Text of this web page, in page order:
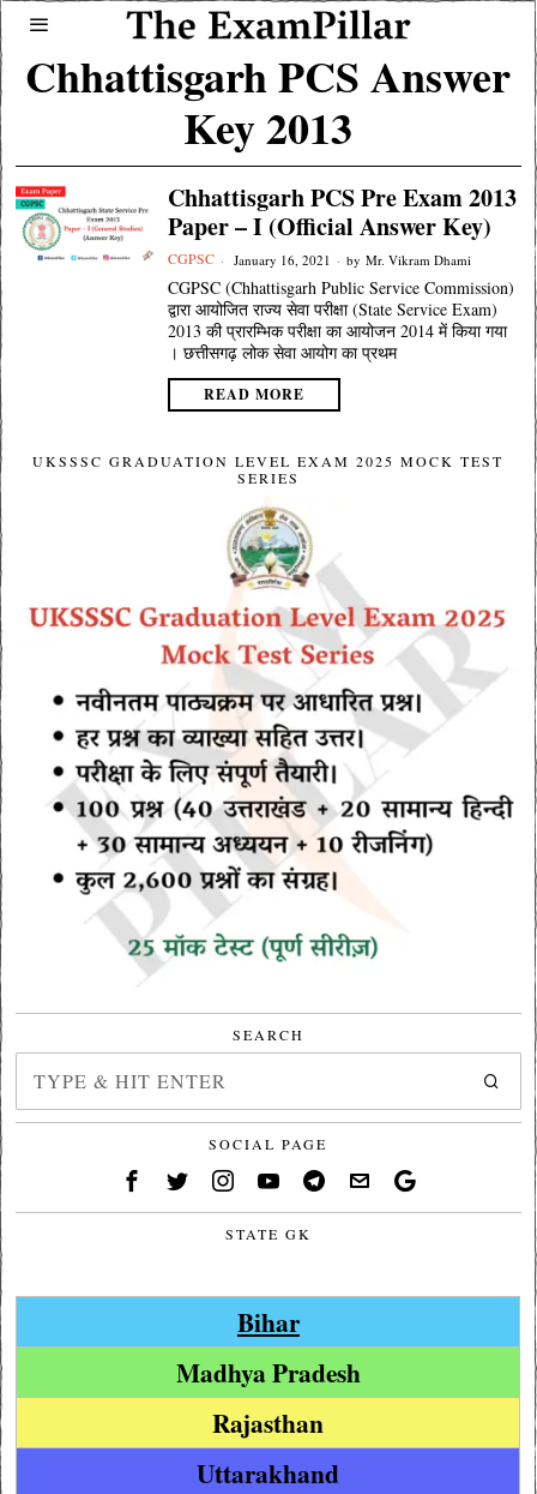
Chhattisgarh PCS Answer
Key 2013
Chhattisgarh PCS Pre Exam 2013
Paper – I (Official Answer Key)
CGPSC January 16, 2021 by Mr. Vikram Dhami
CGPSC (Chhattisgarh Public Service Commission)
द्वारा आयोजित राज्य सेवा परीक्षा (State Service Exam)
2013 की प्रारम्भिक परीक्षा का आयोजन 2014 में किया गया
। छत्तीसगढ़ लोक सेवा आयोग का प्रथम
READ MORE
UKSSSC GRADUATION LEVEL EXAM 2025 MOCK TEST
SERIES
SEARCH
SOCIAL PAGE
STATE GK
Bihar
Madhya Pradesh
Rajasthan
Uttarakhand